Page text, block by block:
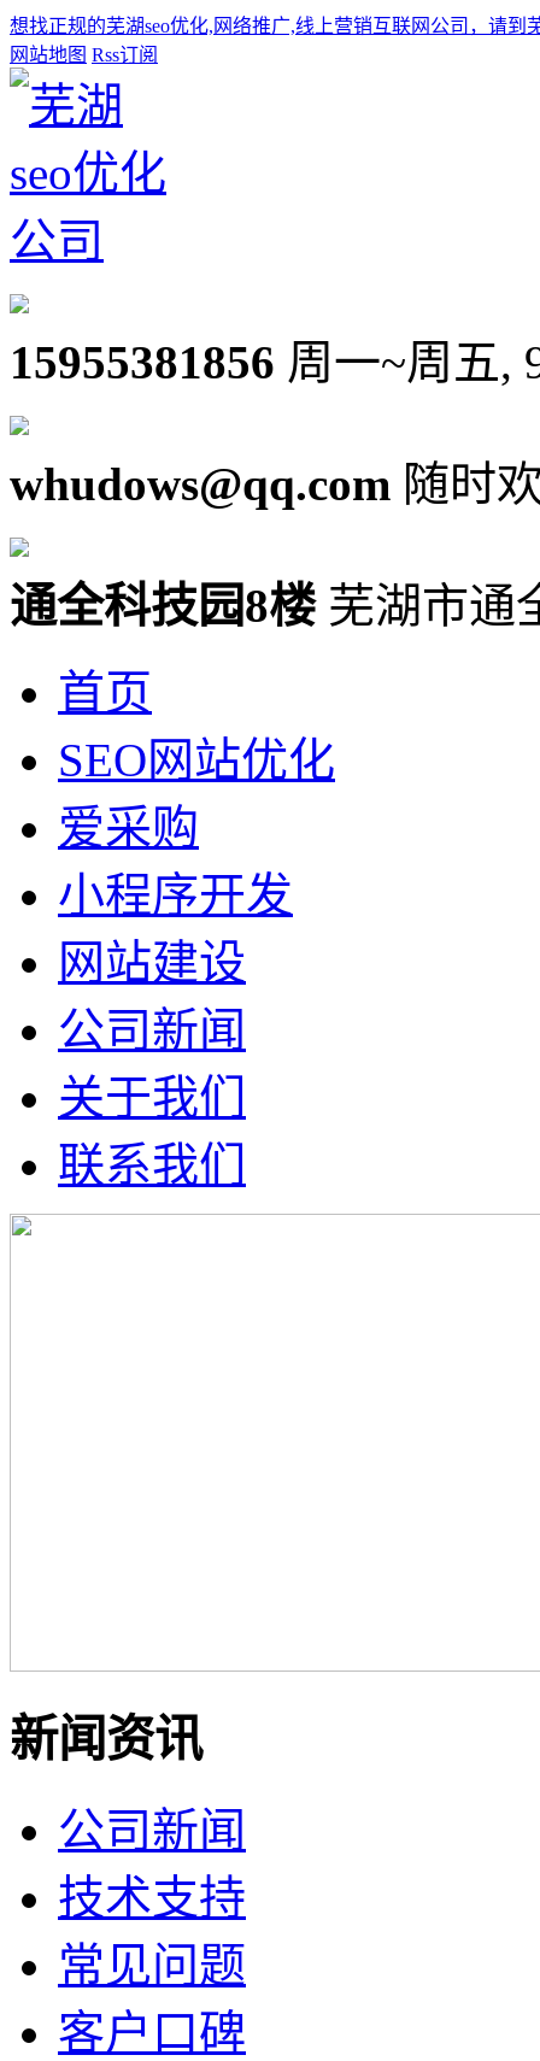
想找正规的芜湖seo优化,网络推广,线上营销互联网公司，请到
网站地图 Rss订阅
15955381856 周一~周五,
whudows@qq.com 随时
通全科技园8楼 芜湖市通
首页
SEO网站优化
爱采购
小程序开发
网站建设
公司新闻
关于我们
联系我们
新闻资讯
公司新闻
技术支持
常见问题
客户口碑